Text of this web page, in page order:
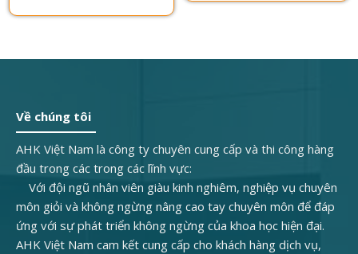
Về chúng tôi
AHK Việt Nam là công ty chuyên cung cấp và thi công hàng
đầu trong các trong các lĩnh vực:
Với đội ngũ nhân viên giàu kinh nghiêm, nghiệp vụ chuyên
môn giỏi và không ngừng nâng cao tay chuyên môn để đáp
ứng với sự phát triển không ngừng của khoa học hiện đại.
AHK Việt Nam cam kết cung cấp cho khách hàng dịch vụ,